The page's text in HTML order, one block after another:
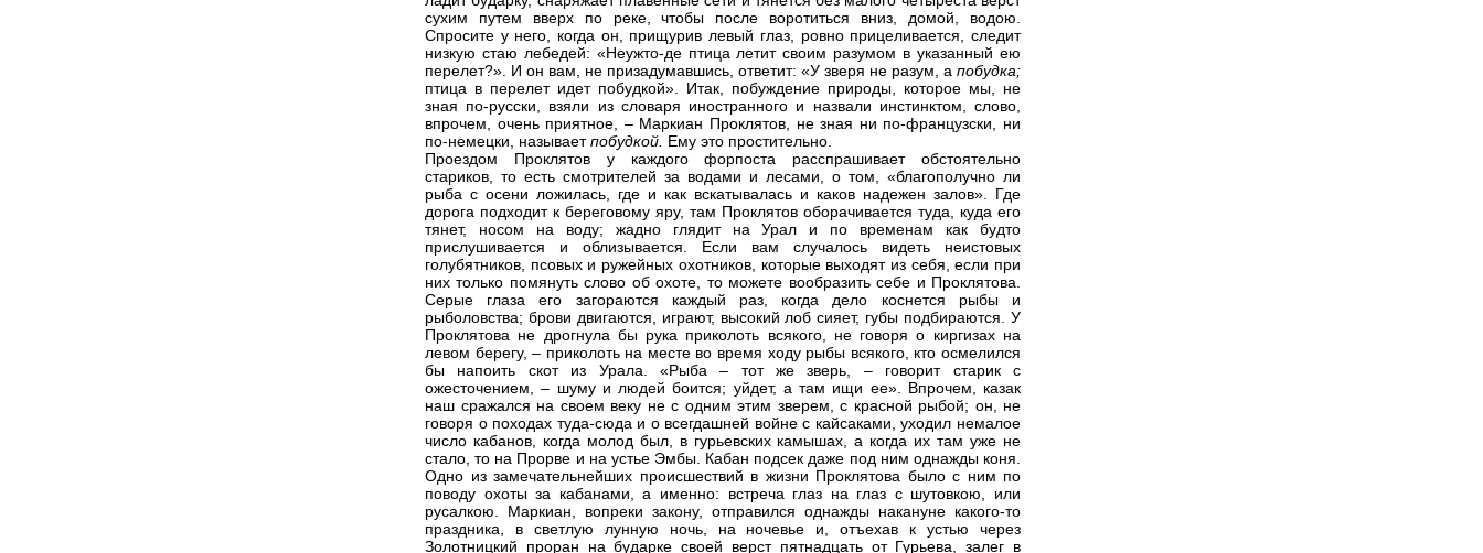
сухим путем вверх по реке, чтобы после воротиться вниз, домой, водою.
Спросите у него, когда он, прищурив левый глаз, ровно прицеливается, следит
низкую стаю лебедей: «Неужто-де птица летит своим разумом в указанный ею
перелет?». И он вам, не призадумавшись, ответит: «У зверя не разум, а побудка;
птица в перелет идет побудкой». Итак, побуждение природы, которое мы, не
зная по-русски, взяли из словаря иностранного и назвали инстинктом, слово,
впрочем, очень приятное, – Маркиан Проклятов, не зная ни по-французски, ни
по-немецки, называетпобудкой. Ему это простительно.
Проездом Проклятов у каждого форпоста расспрашивает обстоятельно
стариков, то есть смотрителей за водами и лесами, о том, «благополучно ли
рыба с осени ложилась, где и как вскатывалась и каков надежен залов». Где
дорога подходит к береговому яру, там Проклятов оборачивается туда, куда его
тянет, носом на воду; жадно глядит на Урал и по временам как будто
прислушивается и облизывается. Если вам случалось видеть неистовых
голубятников, псовых и ружейных охотников, которые выходят из себя, если при
них только помянуть слово об охоте, то можете вообразить себе и Проклятова.
Серые глаза его загораются каждый раз, когда дело коснется рыбы и
рыболовства; брови двигаются, играют, высокий лоб сияет, губы подбираются. У
Проклятова не дрогнула бы рука приколоть всякого, не говоря о киргизах на
левом берегу, – приколоть на месте во время ходу рыбы всякого, кто осмелился
бы напоить скот из Урала. «Рыба – тот же зверь, – говорит старик с
ожесточением, – шуму и людей боится; уйдет, а там ищи ее». Впрочем, казак
наш сражался на своем веку не с одним этим зверем, с красной рыбой; он, не
говоря о походах туда-сюда и о всегдашней войне с кайсаками, уходил немалое
число кабанов, когда молод был, в гурьевских камышах, а когда их там уже не
стало, то на Прорве и на устье Эмбы. Кабан подсек даже под ним однажды коня.
Одно из замечательнейших происшествий в жизни Проклятова было с ним по
поводу охоты за кабанами, а именно: встреча глаз на глаз с шутовкою, или
русалкою. Маркиан, вопреки закону, отправился однажды накануне какого-то
праздника, в светлую лунную ночь, на ночевье и, отъехав к устью через
Золотницкий проран на бударке своей верст пятнадцать от Гурьева, залег в